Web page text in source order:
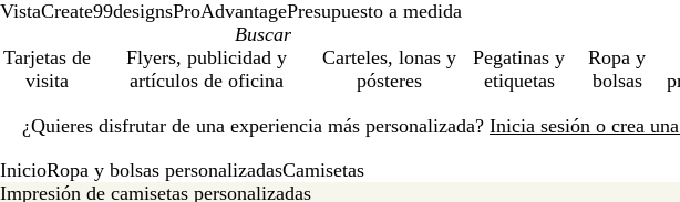
VistaCreate99designsProAdvantagePresupuesto a medida
Tarjetas de
visita
Flyers, publicidad y
artículos de oficina
Carteles, lonas y
pósteres
Pegatinas y
etiquetas
Ropa y
bolsas
¿Quieres disfrutar de una experiencia más personalizada? Inicia sesión o crea
1
InicioRopa y bolsas personalizadasCamisetas
Impresión de camisetas personalizadas